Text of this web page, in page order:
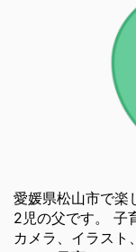
愛媛県松山市で楽
2児の父です。 子
カメラ、イラスト